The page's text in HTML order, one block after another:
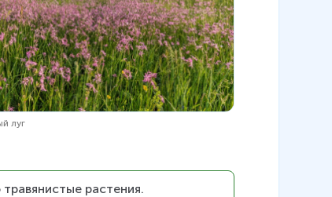
луг
растения.